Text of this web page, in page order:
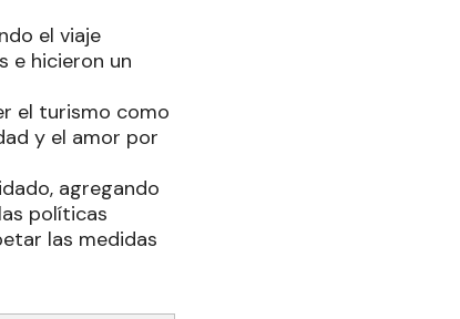
el viaje
e hicieron un
el turismo como
y el amor por
agregando
políticas
las medidas